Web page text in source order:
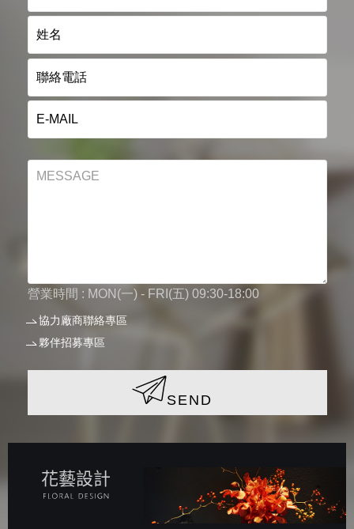
營業時間 : MON(一) - FRI(五) 09:30-18:00
協力廠商聯絡專區
夥伴招募專區
SEND
花藝設計